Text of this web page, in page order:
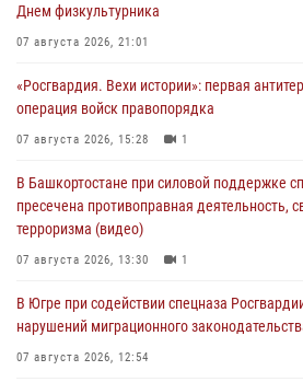
Днем физкультурника
07 августа 2026, 21:01
«Росгвардия. Вехи истории»: первая
операция войск правопорядка
07 августа 2026, 15:28 1
В Башкортостане при силовой поддержке
пресечена противоправная деятельность,
терроризма (видео)
07 августа 2026, 13:30 1
В Югре при содействии спецназа
нарушений миграционного
07 августа 2026, 12:54